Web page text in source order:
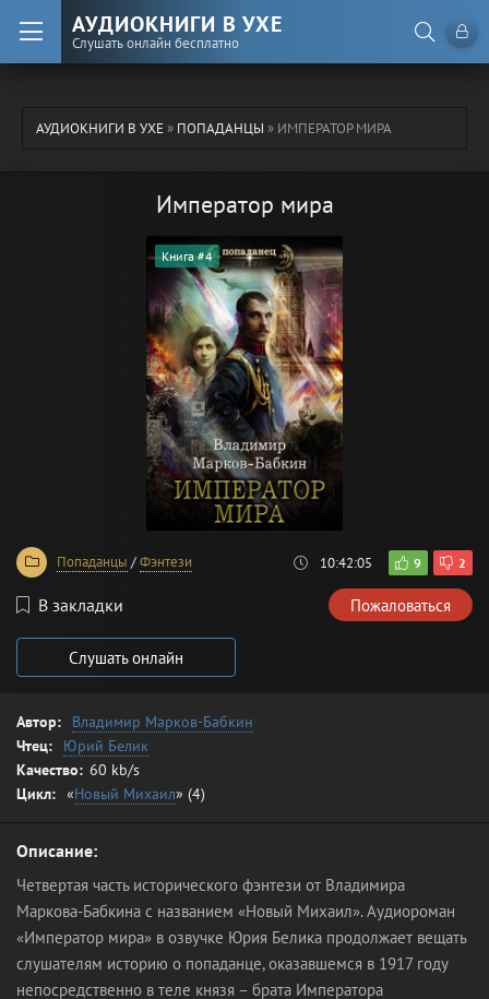
АУДИОКНИГИ В УХЕ
Слушать онлайн бесплатно
АУДИОКНИГИ В УХЕ» ПОПАДАНЦЫ » ИМПЕРАТОР МИРА
Император мира
Книга #4
Попаданцы /Фэнтези 10:42:05 9 2
В закладки Пожаловаться
Слушать онлайн
Автор:
Владимир Марков-Бабкин
Чтец:
Юрий Белик
Качество: 60 kb/s
Цикл: «Новый Михаил» (4)
Описание:
Четвертая часть исторического фэнтези от Владимира
Маркова-Бабкина с названием «Новый Михаил». Аудиороман
«Император мира» в озвучке Юрия Белика продолжает вещать
слушателям историю о попаданце, оказавшемся в 1917 году
непосредственно в теле князя – брата Императора